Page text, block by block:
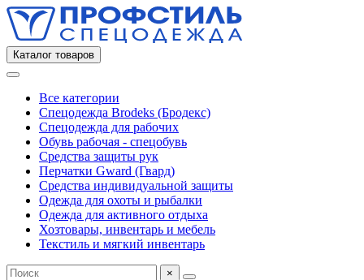
Каталог товаров
Все категории
Спецодежда Brodeks (Бродекс)
Спецодежда для рабочих
Обувь рабочая - спецобувь
Средства защиты рук
Перчатки Gward (Гвард)
Средства индивидуальной защиты
Одежда для охоты и рыбалки
Одежда для активного отдыха
Хозтовары, инвентарь и мебель
Текстиль и мягкий инвентарь
×